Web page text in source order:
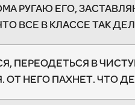
РУГАЮ ЕГО,
ВСЕ В КЛАССЕ ТАК
ПЕРЕОДЕТЬСЯ В
ОТ НЕГО ПАХНЕТ. ЧТО